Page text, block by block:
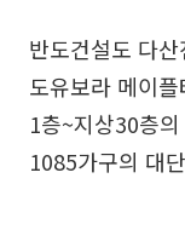
반도건설도 다
도유보라 메이
1층~지상30층
1085가구의 대